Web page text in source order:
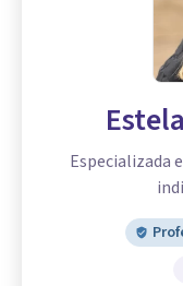
Especializada